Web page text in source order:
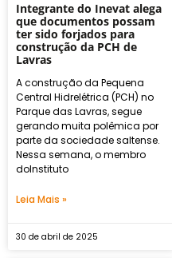
Integrante do Inevat alega
que documentos possam
ter sido forjados para
construção da PCH de
Lavras
A construção da Pequena
Central Hidrelétrica (PCH) no
Parque das Lavras, segue
gerando muita polêmica por
parte da sociedade saltense.
Nessa semana, o membro
doInstituto
Leia Mais »
30 de abril de 2025